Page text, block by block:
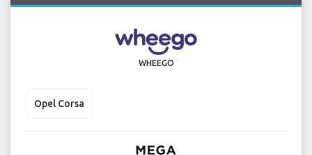
WHEEGO
Opel Corsa